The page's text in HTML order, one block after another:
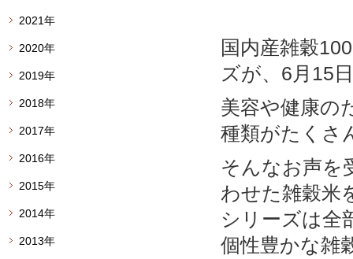
国内産雑穀
ズが、6月15
美容や健康の
種類がたくさ
そんなお声を
わせた雑穀米
シリーズは全
個性豊かな雑
2021年
2020年
2019年
2018年
2017年
2016年
2015年
2014年
2013年